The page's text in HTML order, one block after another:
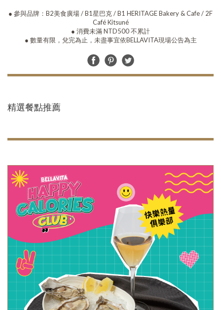
● 參與品牌：B2美食廣場 / B1星巴克 / B1 HERITAGE Bakery & Cafe / 2F
Café Kitsuné
● 消費未滿 NTD500 不累計
● 數量有限，兌完為止，未盡事宜依BELLAVITA現場公告為主
精選餐點推薦